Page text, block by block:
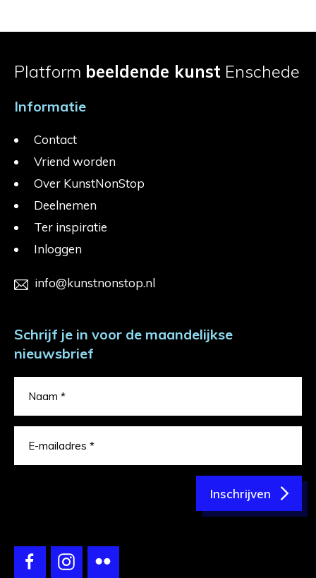
Platform beeldende kunst Enschede
Informatie
Contact
Vriend worden
Over KunstNonStop
Deelnemen
Ter inspiratie
Inloggen
info@kunstnonstop.nl
Schrijf je in voor de maandelijkse
nieuwsbrief
Inschrijven